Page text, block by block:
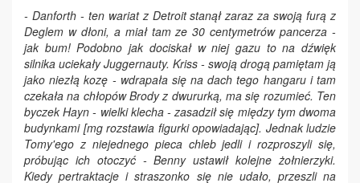
- Danforth - ten wariat z Detroit stanął zaraz za swoją furą z
Deglem w dłoni, a miał tam ze 30 centymetrów pancerza -
jak bum! Podobno jak dociskał w niej gazu to na dźwięk
silnika uciekały Juggernauty. Kriss - swoją drogą pamiętam ją
jako niezłą kozę - wdrapała się na dach tego hangaru i tam
czekała na chłopów Brody z dwururką, ma się rozumieć. Ten
byczek Hayn - wielki klecha - zasadził się między tym dwoma
budynkami [mg rozstawia figurki opowiadając]. Jednak ludzie
Tomy'ego z niejednego pieca chleb jedli i rozproszyli się,
próbując ich otoczyć - Benny ustawił kolejne żołnierzyki.
Kiedy pertraktacje i straszonko się nie udało, przeszli na